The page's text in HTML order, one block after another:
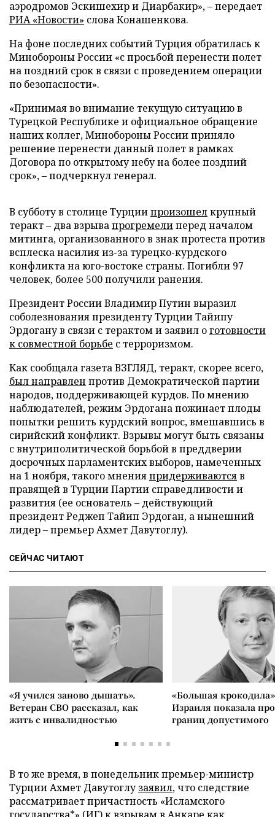
аэродромов Эскишехир и Диарбакир», – передает
РИА «Новости» слова Конашенкова.
На фоне последних событий Турция обратилась к
Минобороны России «с просьбой перенести полет
на поздний срок в связи с проведением операции
по безопасности».
«Принимая во внимание текущую ситуацию в
Турецкой Республике и официальное обращение
наших коллег, Минобороны России приняло
решение перенести данный полет в рамках
Договора по открытому небу на более поздний
срок», – подчеркнул генерал.
В субботу в столице Турциипроизошелкрупный
теракт – два взрывапрогремелиперед началом
митинга, организованного в знак протеста против
всплеска насилия из-за турецко-курдского
конфликта на юго-востоке страны. Погибли 97
человек, более 500 получили ранения.
Президент России Владимир Путин выразил
соболезнования президенту Турции Тайипу
Эрдогану в связи с терактом и заявил оготовности
к совместной борьбе с терроризмом.
Как сообщала газета ВЗГЛЯД, теракт, скорее всего,
был направлен против Демократической партии
народов, поддерживающей курдов. По мнению
наблюдателей, режим Эрдогана пожинает плоды
попытки решить курдский вопрос, вмешавшись в
сирийский конфликт. Взрывы могут быть связаны
с внутриполитической борьбой в преддверии
досрочных парламентских выборов, намеченных
на 1 ноября, такого мненияпридерживаютсяв
правящей в Турции Партии справедливости и
развития (ее основатель – действующий
президент Реджеп Тайип Эрдоган, а нынешний
лидер – премьер Ахмет Давутоглу).
СЕЙЧАС ЧИТАЮТ
«Я учился заново дышать».
Ветеран СВО рассказал, как
жить с инвалидностью
«Большая
Израиля показала
границ допустимого
В то же время, в понедельник премьер-министр
Турции Ахмет Давутоглузаявил, что следствие
рассматривает причастность «Исламского